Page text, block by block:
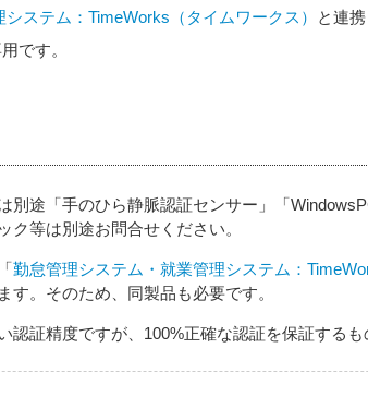
ステム：TimeWorks（タイムワークス）
と連
です。
別途「手のひら静脈認証センサー」「
ク等は別途お問合せください。
勤怠管理システム・就業管理システム：
す。そのため、同製品も必要です。
認証精度ですが、100%正確な認証を保証するも